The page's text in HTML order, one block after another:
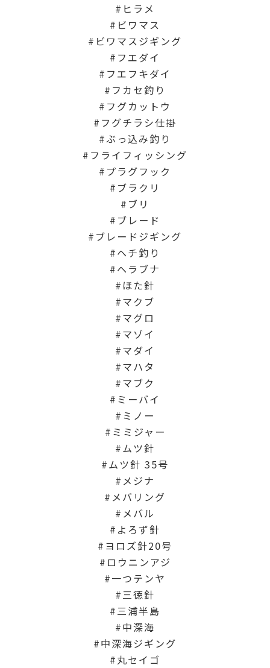
ヒラメ
ビワマス
ビワマスジギング
フエダイ
フエフキダイ
フカセ釣り
フグカットウ
フグチラシ仕掛
ぶっ込み釣り
フライフィッシング
プラグフック
ブラクリ
ブリ
ブレード
ブレードジギング
ヘチ釣り
ヘラブナ
ほた針
マクブ
マグロ
マゾイ
マダイ
マハタ
マブク
ミーバイ
ミノー
ミミジャー
ムツ針
ムツ針 35号
メジナ
メバリング
メバル
よろず針
ヨロズ針20号
ロウニンアジ
一つテンヤ
三徳針
三浦半島
中深海
中深海ジギング
丸セイゴ